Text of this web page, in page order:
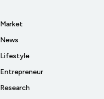
Market
News
Lifestyle
Entrepreneur
Research